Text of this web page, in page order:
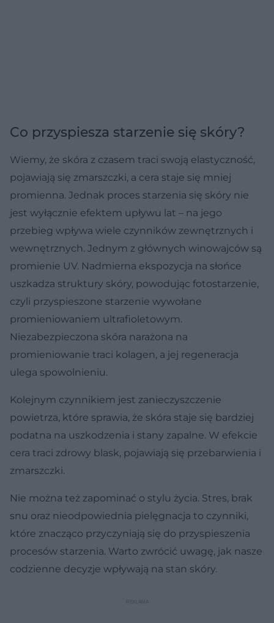
Co przyspiesza starzenie się skóry?
Wiemy, że skóra z czasem traci swoją elastyczność,
pojawiają się zmarszczki, a cera staje się mniej
promienna. Jednak proces starzenia się skóry nie
jest wyłącznie efektem upływu lat – na jego
przebieg wpływa wiele czynników zewnętrznych i
wewnętrznych. Jednym z głównych winowajców są
promienie UV. Nadmierna ekspozycja na słońce
uszkadza struktury skóry, powodując fotostarzenie,
czyli przyspieszone starzenie wywołane
promieniowaniem ultrafioletowym.
Niezabezpieczona skóra narażona na
promieniowanie traci kolagen, a jej regeneracja
ulega spowolnieniu.
Kolejnym czynnikiem jest zanieczyszczenie
powietrza, które sprawia, że skóra staje się bardziej
podatna na uszkodzenia i stany zapalne. W efekcie
cera traci zdrowy blask, pojawiają się przebarwienia i
zmarszczki.
Nie można też zapominać o stylu życia. Stres, brak
snu oraz nieodpowiednia pielęgnacja to czynniki,
które znacząco przyczyniają się do przyspieszenia
procesów starzenia. Warto zwrócić uwagę, jak nasze
codzienne decyzje wpływają na stan skóry.